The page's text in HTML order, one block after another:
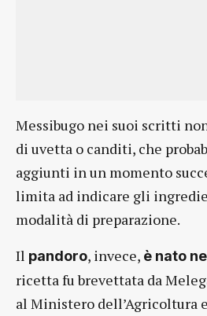
Messibugo nei suoi scritti
di uvetta o canditi, che
aggiunti in un momento
limita ad indicare gli
modalità di preparazione.
Il pandoro, invece, è nato
ricetta fu brevettata da
al Ministero dell’Agricoltura